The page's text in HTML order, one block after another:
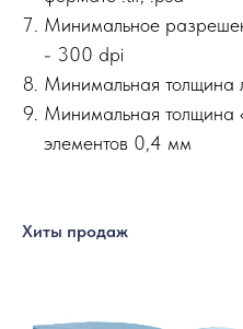
Минимальное
- 300 dpi
Минимальная толщина
Минимальная толщина
элементов 0,4 мм
Хиты продаж